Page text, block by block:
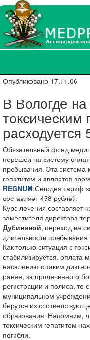
Опубликовано 17.11.06
В Вологде на
токсическим
расходуется
Обязательный фонд
перешел на систему
пребывания. Эта система
гепатитом и является
REGNUM.Сегодня тариф
составляет 458 рублей.
Курс лечения
заместителя директора
Дубининой, переход на
длительности
Как только ситуация с
стабилизируется, оплата
населению с таким
ранее, за пролеченного
регистрации и полиса, то
муниципальном
берутся из
образования. Напомним,
токсическим гепатитом
погибли.